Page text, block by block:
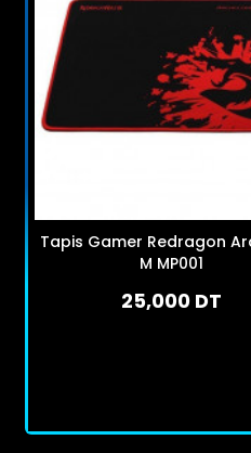
Tapis Gamer Redragon
M MP001
25,000 DT